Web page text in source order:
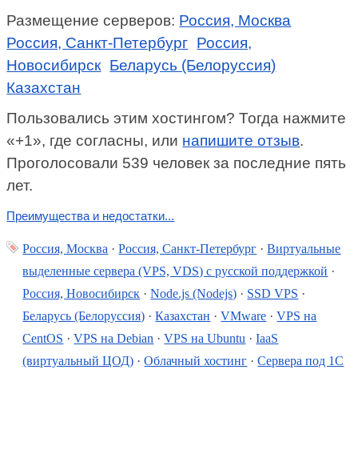
Размещение серверов: Россия, Москва
Россия, Санкт-Петербург Россия,
Новосибирск Беларусь (Белоруссия)
Казахстан
Пользовались этим хостингом? Тогда нажмите
«+1», где согласны, или напишите отзыв.
Проголосовали 539 человек за последние пять
лет.
Преимущества и недостатки...
Россия, Москва ·Россия, Санкт-Петербург ·Виртуальные
выделенные сервера (VPS, VDS) с русской поддержкой ·
Россия, Новосибирск ·Node.js (Nodejs) · SSD VPS ·
Беларусь (Белоруссия) ·Казахстан ·VMware ·VPS на
CentOS ·VPS на Debian ·VPS на Ubuntu ·IaaS
(виртуальный ЦОД) ·Облачный хостинг ·Сервера под 1С